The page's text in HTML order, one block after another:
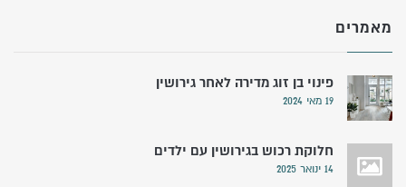
מאמרים
פינוי בן זוג מדירה לאחר גירושין
19 מאי 2024
חלוקת רכוש בגירושין עם ילדים
14 ינואר 2025